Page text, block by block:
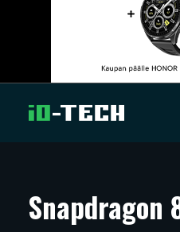
ARTIKKELIT
Snapdragon